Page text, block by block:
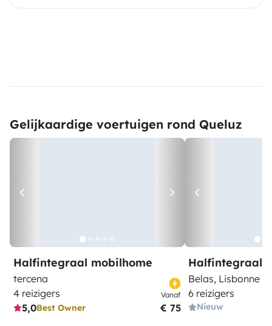
Gelijkaardige voertuigen rond Queluz
Halfintegraal mobilhome
tercena
4 reizigers
5,0Best Owner
Vanaf
€ 75
Halfintegraal
Belas, Lisbonne
6 reizigers
Nieuw